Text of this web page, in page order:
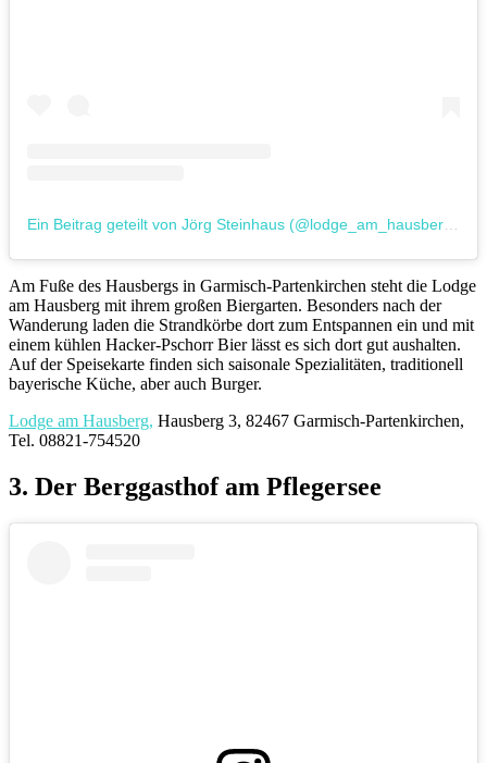
Am Fuße des Hausbergs in Garmisch-Partenkirchen steht die Lodge
am Hausberg mit ihrem großen Biergarten. Besonders nach der
Wanderung laden die Strandkörbe dort zum Entspannen ein und mit
einem kühlen Hacker-Pschorr Bier lässt es sich dort gut aushalten.
Auf der Speisekarte finden sich saisonale Spezialitäten, traditionell
bayerische Küche, aber auch Burger.
Lodge am Hausberg, Hausberg 3, 82467 Garmisch-Partenkirchen,
Tel. 08821-754520
3. Der Berggasthof am Pflegersee